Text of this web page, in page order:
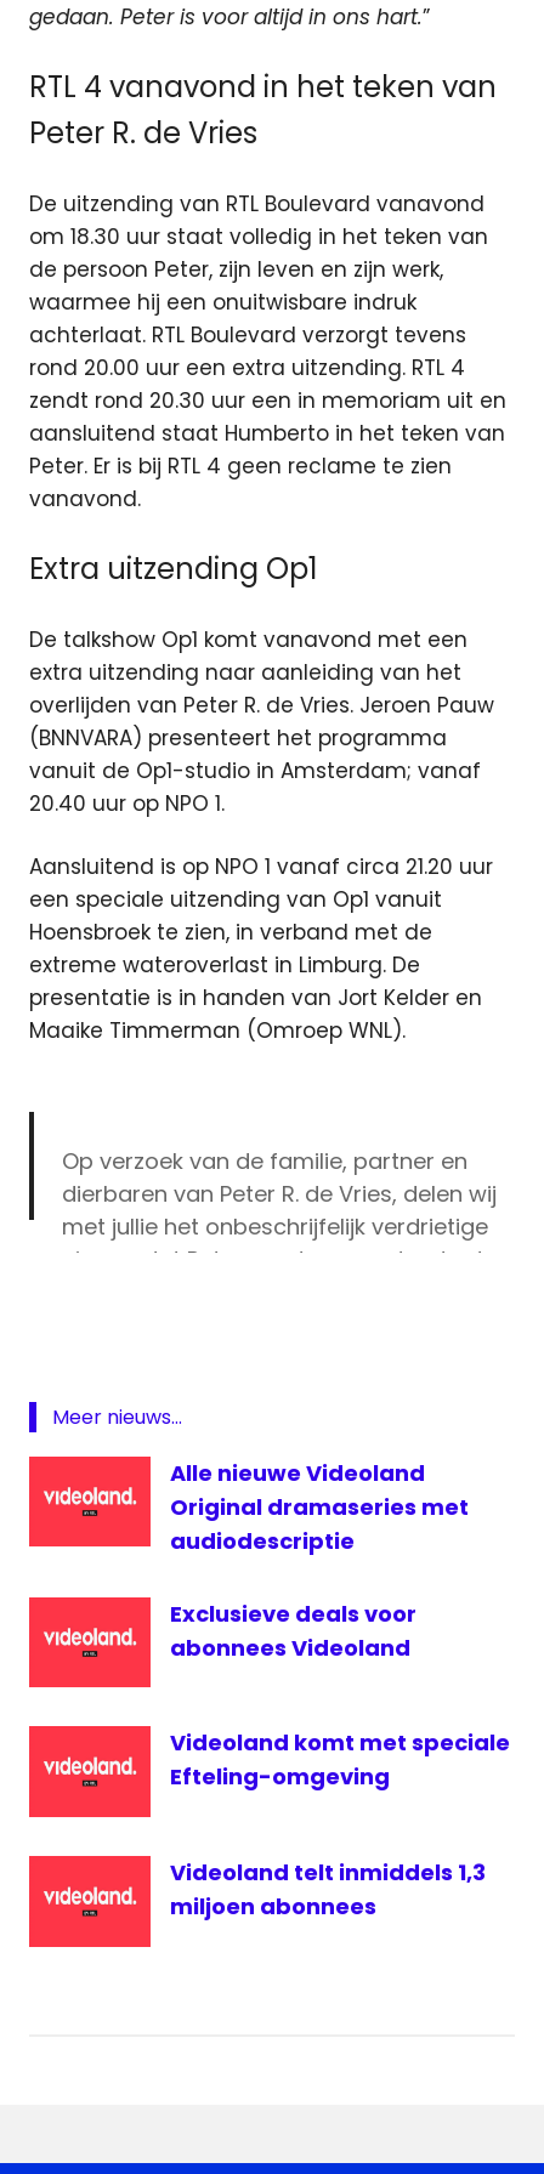
gedaan. Peter is voor altijd in ons hart.”
RTL 4 vanavond in het teken van
Peter R. de Vries
De uitzending van RTL Boulevard vanavond
om 18.30 uur staat volledig in het teken van
de persoon Peter, zijn leven en zijn werk,
waarmee hij een onuitwisbare indruk
achterlaat. RTL Boulevard verzorgt tevens
rond 20.00 uur een extra uitzending. RTL 4
zendt rond 20.30 uur een in memoriam uit en
aansluitend staat Humberto in het teken van
Peter. Er is bij RTL 4 geen reclame te zien
vanavond.
Extra uitzending Op1
De talkshow Op1 komt vanavond met een
extra uitzending naar aanleiding van het
overlijden van Peter R. de Vries. Jeroen Pauw
(BNNVARA) presenteert het programma
vanuit de Op1-studio in Amsterdam; vanaf
20.40 uur op NPO 1.
Aansluitend is op NPO 1 vanaf circa 21.20 uur
een speciale uitzending van Op1 vanuit
Hoensbroek te zien, in verband met de
extreme wateroverlast in Limburg. De
presentatie is in handen van Jort Kelder en
Maaike Timmerman (Omroep WNL).
Op verzoek van de familie, partner en
dierbaren van Peter R. de Vries, delen wij
met jullie het onbeschrijfelijk verdrietige
nieuws dat Peter vandaag op donderdag
— RTL Boulevard (@RTLBoulevard)
2021
Boulevard
Meer nieuws...
Alle nieuwe Videoland
Original dramaseries met
audiodescriptie
Exclusieve deals voor
abonnees Videoland
Videoland komt met speciale
Efteling-omgeving
Videoland telt inmiddels 1,3
miljoen abonnees